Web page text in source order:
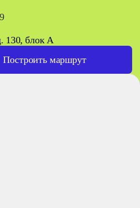
130, блок А
Построить маршрут